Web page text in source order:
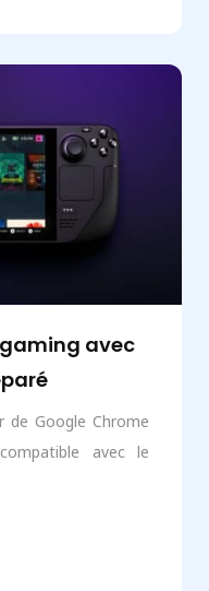
avec
de Google Chrome
avec le